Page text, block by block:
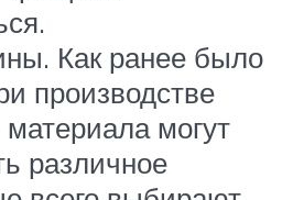
Как ранее было
производстве
материала могут
различное